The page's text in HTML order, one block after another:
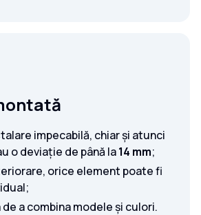
impecabilă, chiar și atunci
o deviație de până la14 mm;
orice element poate fi
a combina modele și culori.